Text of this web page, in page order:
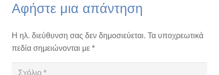
Αφήστε μια απάντηση
Η ηλ. διεύθυνση σας δεν δημοσιεύεται. Τα υποχρεωτικά
πεδία σημειώνονται με *